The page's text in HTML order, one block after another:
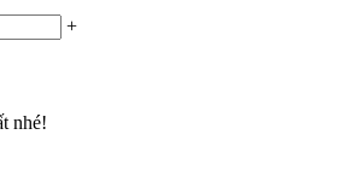
+
nhé!